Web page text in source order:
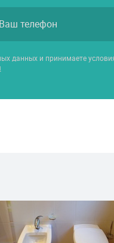
данных и принимаете